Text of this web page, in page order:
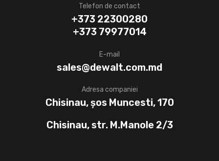
Telefon de contact
+373 22300280
+373 79977014
E-mail
sales@dewalt.com.md
Adresa companiei
Chisinau, șos Muncesti, 170
Chisinau, str. M.Manole 2/3